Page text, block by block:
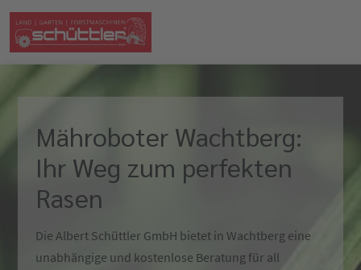
Mähroboter Wachtberg:
Ihr Weg zum perfekten
Rasen
Die Albert Schüttler GmbH bietet in Wachtberg eine
unabhängige und kostenlose Beratung für all